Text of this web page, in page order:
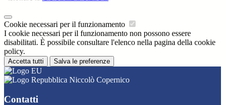
Cookie necessari per il funzionamento
I cookie necessari per il funzionamento non possono essere
disabilitati. È possibile consultare l'elenco nella pagina della cookie
policy.
Accetta tutti Salva le preferenze
Niccolò Copernico
Contatti